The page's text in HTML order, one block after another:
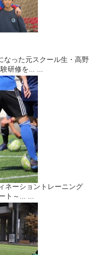
なった元スクール生・高野
研修を... ...
ネーショントレーニング
ト～... ...